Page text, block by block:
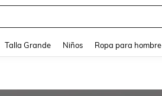
Talla Grande Niños Ropa para hombre